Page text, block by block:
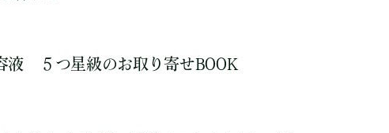
液 ５つ星級のお取り寄せBOOK